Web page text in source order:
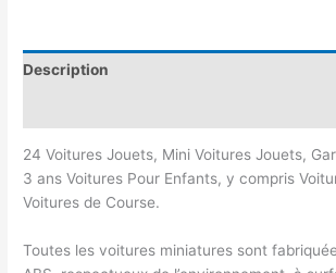
Description
24 Voitures Jouets, Mini Voitures Jouets,
3 ans Voitures Pour Enfants, y compris
Voitures de Course.
Toutes les voitures miniatures sont